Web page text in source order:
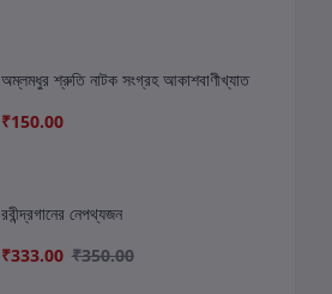
অম্লমধুর শ্রুতি নাটক সংগ্রহ আকাশবাণীখ্যাত
₹150.00
রবীন্দ্রগানের নেপথ্যজন
₹333.00 ₹350.00